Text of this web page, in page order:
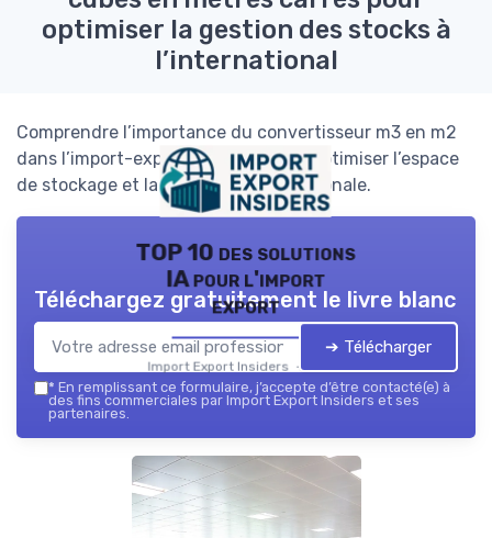
optimiser la gestion des stocks à
l’international
Comprendre l’importance du convertisseur m3 en m2
dans l’import-export : astuces pour optimiser l’espace
de stockage et la logistique internationale.
TOP 10 des solutions
IA pour l'import
export
Import Export Insiders — 2026
Téléchargez gratuitement le livre blanc
➔ Télécharger
* En remplissant ce formulaire, j’accepte d’être contacté(e) à
des fins commerciales par Import Export Insiders et ses
partenaires.